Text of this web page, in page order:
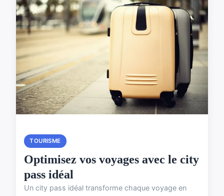
TOURISME
Optimisez vos voyages avec le city
pass idéal
Un city pass idéal transforme chaque voyage en